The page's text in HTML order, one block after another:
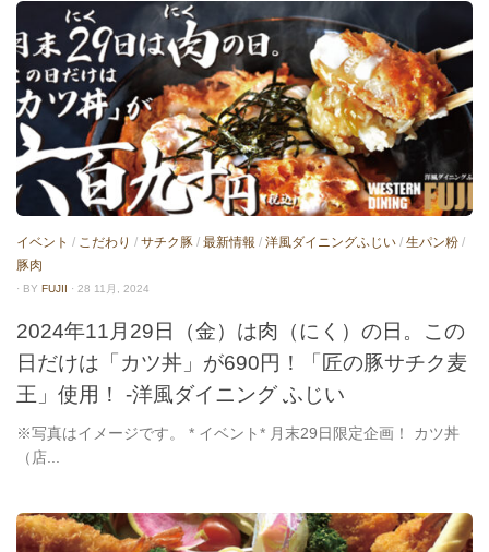
イベント / こだわり / サチク豚 / 最新情報 / 洋風ダイニングふじい / 生パン粉 /
豚肉
· BY FUJII · 28 11月, 2024
2024年11月29日（金）は肉（にく）の日。この
日だけは「カツ丼」が690円！「匠の豚サチク麦
王」使用！ -洋風ダイニング ふじい
※写真はイメージです。 * イベント* 月末29日限定企画！ カツ丼
（店...